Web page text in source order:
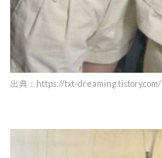
出典：https://txt-dreaming.tistory.com/